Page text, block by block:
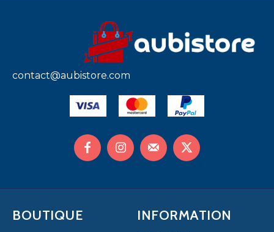
contact@aubistore.com
BOUTIQUE INFORMATION